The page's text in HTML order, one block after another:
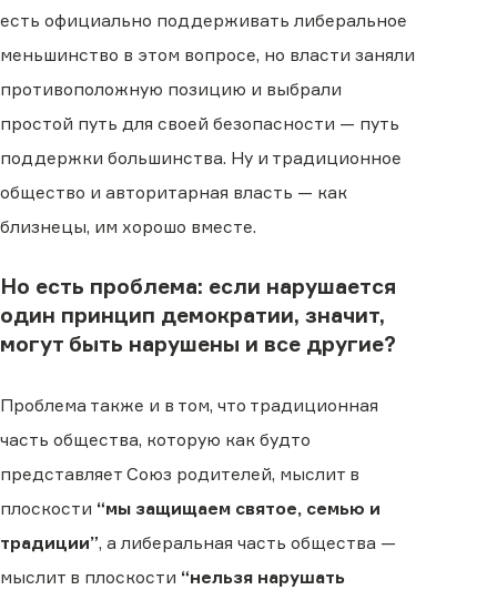
есть официально поддерживать либеральное
меньшинство в этом вопросе, но власти заняли
противоположную позицию и выбрали
простой путь для своей безопасности — путь
поддержки большинства. Ну и традиционное
общество и авторитарная власть — как
близнецы, им хорошо вместе.
Но есть проблема: если нарушается
один принцип демократии, значит,
могут быть нарушены и все другие?
Проблема также и в том, что традиционная
часть общества, которую как будто
представляет Союз родителей, мыслит в
плоскости “мы защищаем святое, семью и
традиции”, а либеральная часть общества —
мыслит в плоскости “нельзя нарушать